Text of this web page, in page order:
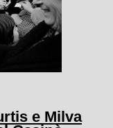
e Milva